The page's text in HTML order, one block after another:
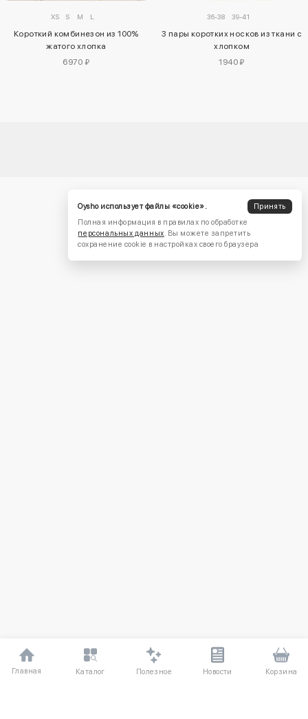
XS S M L
Короткий комбинезон из 100%
жатого хлопка
6970 ₽
36-38 39-41
3 пары коротких носков из ткани с
хлопком
1940 ₽
Главная Каталог Полезное Новости Корзина
Oysho использует файлы «cookie».
Принять
Полная информация в правилах по обработке
персональных данных. Вы можете запретить
сохранение cookie в настройках своего браузера